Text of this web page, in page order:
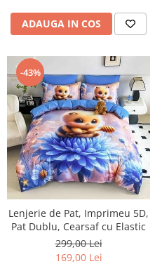
ADAUGA IN COS
-43%
Lenjerie de Pat, Imprimeu 5D,
Pat Dublu, Cearsaf cu Elastic
299,00 Lei
169,00 Lei